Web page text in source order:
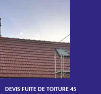
DEVIS FUITE DE TOITURE 45